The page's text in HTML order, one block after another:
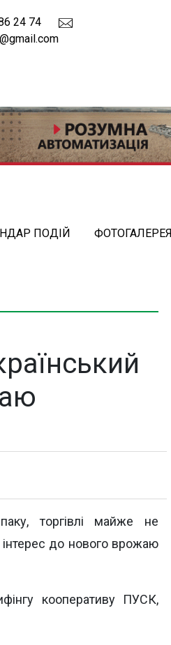
24 74
ПОДІЙ ФОТОГАЛЕРЕЯ
торгівлі майже не
інтерес до нового врожаю
кооперативу ПУСК,